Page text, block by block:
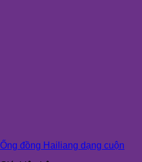
Ống đồng Hailiang dạng cuộn